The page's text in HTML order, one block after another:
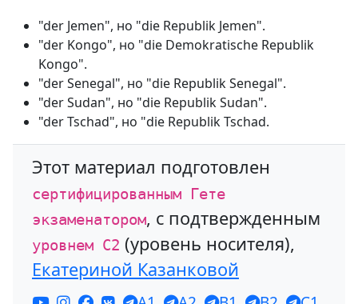
"der Jemen", но "die Republik Jemen".
"der Kongo", но "die Demokratische Republik
Kongo".
"der Senegal", но "die Republik Senegal".
"der Sudan", но "die Republik Sudan".
"der Tschad", но "die Republik Tschad.
Этот материал подготовлен
сертифицированным Гете
экзаменатором, с подтвержденным
уровнем С2 (уровень носителя),
Екатериной Казанковой